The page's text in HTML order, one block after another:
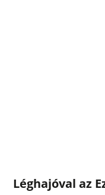
Léghajóval az